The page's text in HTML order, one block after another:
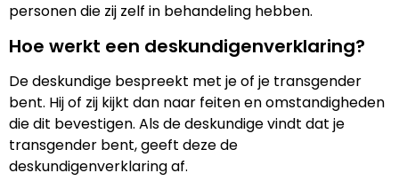
personen die zij zelf in behandeling hebben.
Hoe werkt een deskundigenverklaring?
De deskundige bespreekt met je of je transgender
bent. Hij of zij kijkt dan naar feiten en omstandigheden
die dit bevestigen. Als de deskundige vindt dat je
transgender bent, geeft deze de
deskundigenverklaring af.